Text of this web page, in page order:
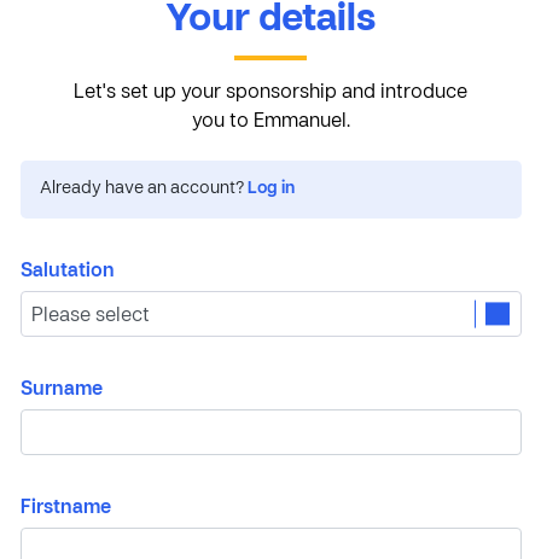
Your details
Let's set up your sponsorship and introduce
you to Emmanuel.
Already have an account? Log in
Salutation
Surname
Firstname